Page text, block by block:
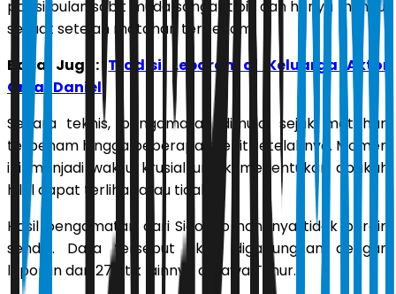
posisi bulan sabit muda sangat tipis dan hanya muncul
sesaat setelah matahari terbenam.
Baca Juga:Tradisi Lebaran di Keluarga Aktor
Omar Daniel
Secara teknis, pengamatan dimulai sejak matahari
terbenam hingga beberapa menit setelahnya. Momen
ini menjadi waktu krusial untuk menentukan apakah
hilal dapat terlihat atau tidak.
Hasil pengamatan dari Sidoarjo nantinya tidak berdiri
sendiri. Data tersebut akan digabungkan dengan
laporan dari 27 titik lainnya di Jawa Timur.